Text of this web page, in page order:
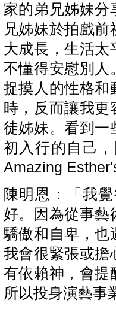
家的弟兄姊妹分
兄姊妹於拍戲
大成長，生活太
不懂得安慰別人
捉摸人的性格和
時，反而讓我更
徒姊妹。看到一
初入行的自己
Amazing
陳明恩：「我
好。因為從事藝
驕傲和自卑，也
我會很緊張或擔
有依賴神，會提
所以投身演藝事